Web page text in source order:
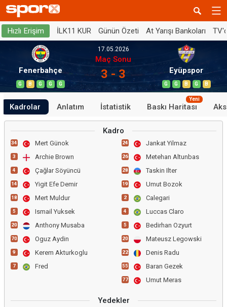
Hızlı Erişim İLK11 KUR Günün Özeti At Yarışı Bankoları
Fenerbahçe
G B G G G
17.05.2026
Maç Sonu
3 - 3 Eyüpspor
G G B G B
Kadrolar Anlatım İstatistik Baskı Haritası
Yeni
Kadro
34 Mert Günok
3 Archie Brown
4 Çağlar Söyüncü
14 Yigit Efe Demir
18 Mert Muldur
5 Ismail Yuksek
20 Anthony Musaba
70 Oguz Aydin
9 Kerem Akturkoglu
7 Fred
24 Jankat Yilmaz
26 Metehan Altunbas
28 Taskin Ilter
19 Umut Bozok
2 Calegari
4 Luccas Claro
5 Bedirhan Ozyurt
20 Mateusz Legowski
22 Denis Radu
55 Baran Gezek
77 Umut Meras
Yedekler